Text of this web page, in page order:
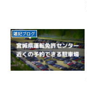
雑記ブログ